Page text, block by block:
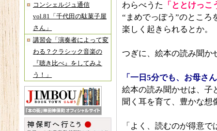
コンシェルジュ通信
vol.81「千代田の駄菓子屋
さん」
講習会「演奏者によって変
わる？クラシック音楽の
『聴き比べ』をしてみよ
う！」
わらべうた
「ととけっこ
“まめでっぽう”のところ
楽しく起きられるとか。
つぎに、絵本の読み聞か
「一日5分でも、お母さ
絵本の読み聞かせは、子
聞く耳を育て、豊かな想
「よく、読むのが得意